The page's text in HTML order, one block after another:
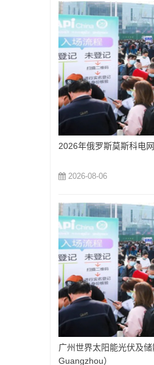
2026年俄罗斯莫斯科电
2026-08-06
广州世界太阳能光伏及
Guangzhou）